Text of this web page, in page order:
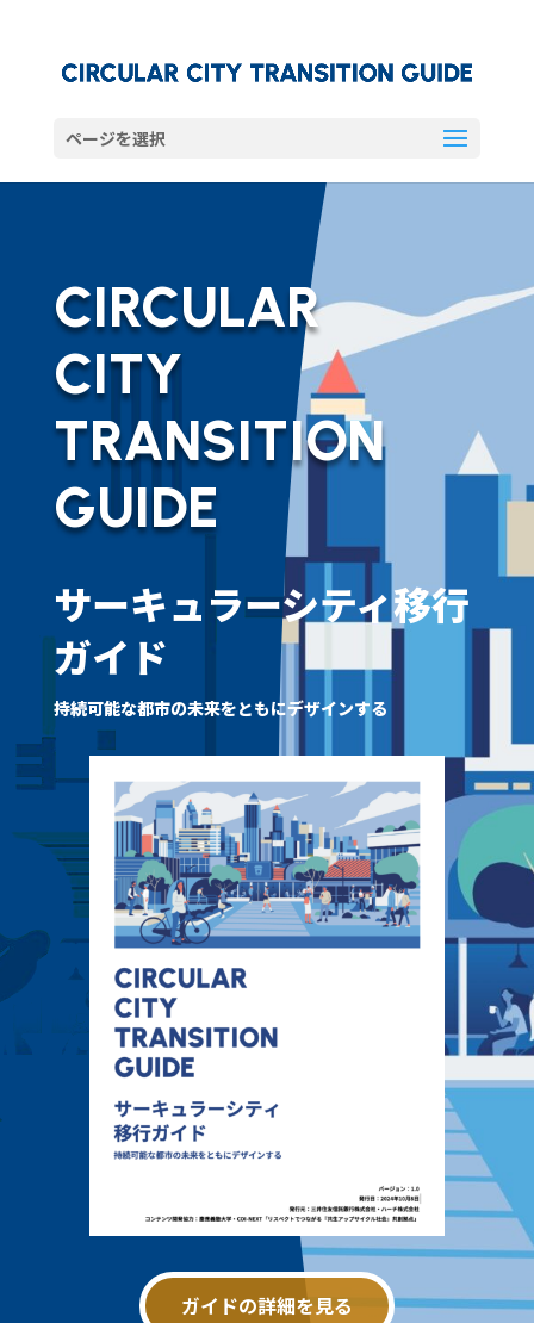
ページを選択
CIRCULAR
CITY
TRANSITION
GUIDE
サーキュラーシティ移行
ガイド
持続可能な都市の未来をともにデザインする
ガイドの詳細を見る